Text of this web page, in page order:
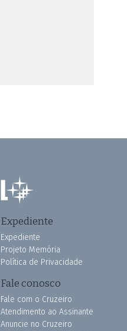
Expediente
Expediente
Projeto Memória
Política de Privacidade
Fale conosco
Fale com o Cruzeiro
Atendimento ao Assinante
Anuncie no Cruzeiro